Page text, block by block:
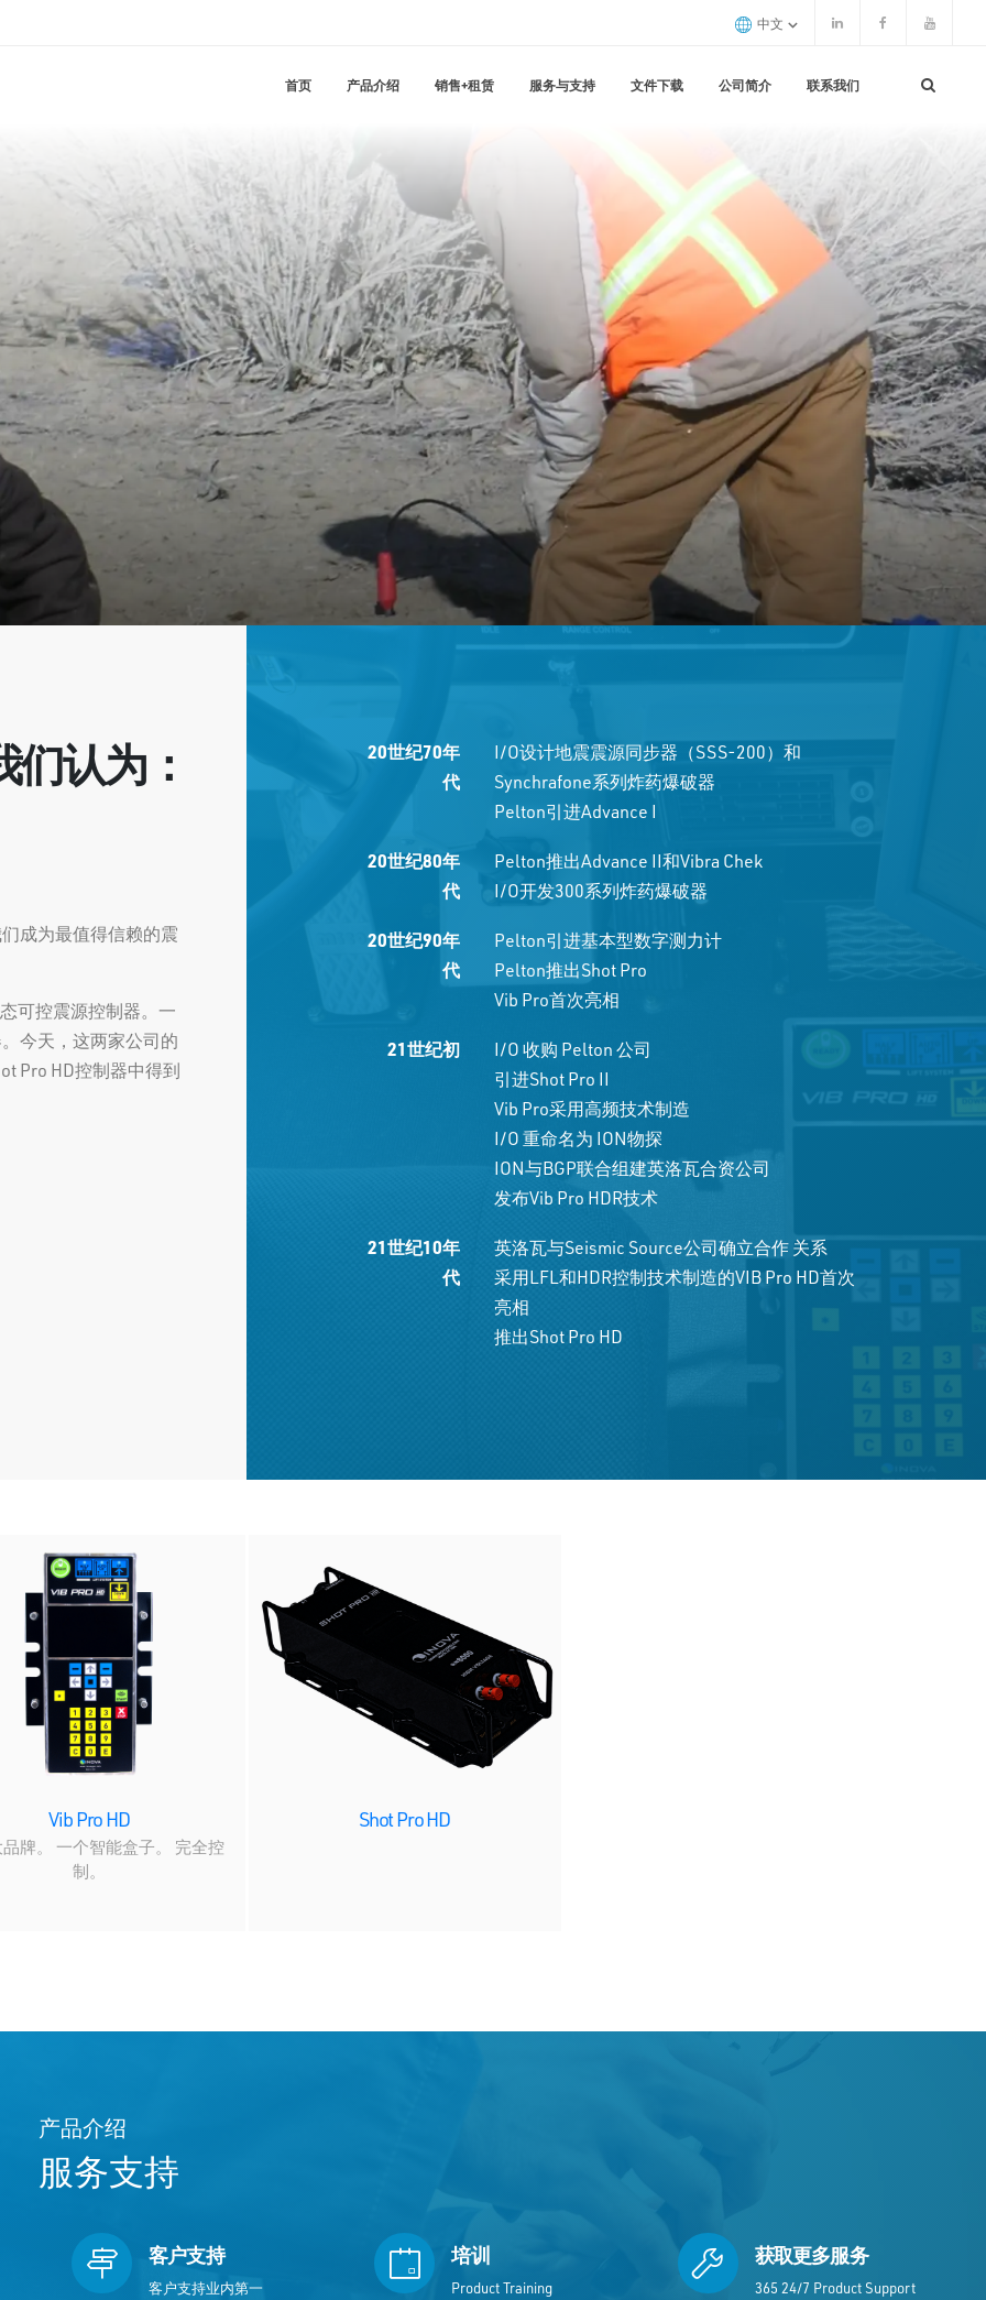
中文
首页 产品介绍 销售+租赁 服务与支持 文件下载 公司简介 联系我们
认为：
成为最值得信赖的震
可控震源控制器。一
今天，这两家公司的
Pro HD控制器中得到
20世纪70年
代
I/O设计地震震源同步器（SSS-200）和
Synchrafone系列炸药爆破器
Pelton引进Advance I
20世纪80年
代
Pelton推出Advance II和Vibra Chek
I/O开发300系列炸药爆破器
20世纪90年
代
Pelton引进基本型数字测力计
Pelton推出Shot Pro
Vib Pro首次亮相
21世纪初
I/O 收购 Pelton 公司
引进Shot Pro II
Vib Pro采用高频技术制造
I/O 重命名为 ION物探
ION与BGP联合组建英洛瓦合资公司
发布Vib Pro HDR技术
21世纪10年
代
英洛瓦与Seismic Source公司确立合作 关系
采用LFL和HDR控制技术制造的VIB Pro HD首次
亮相
推出Shot Pro HD
Vib Pro HD
牌。 一个智能盒子。 完全控
制。
Shot Pro HD
产品介绍
服务支持
客户支持
客户支持业内第一
培训
Product Training
获取更多服务
365 24/7 Product Support